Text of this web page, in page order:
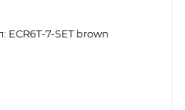
ECR6T-7-SET brown